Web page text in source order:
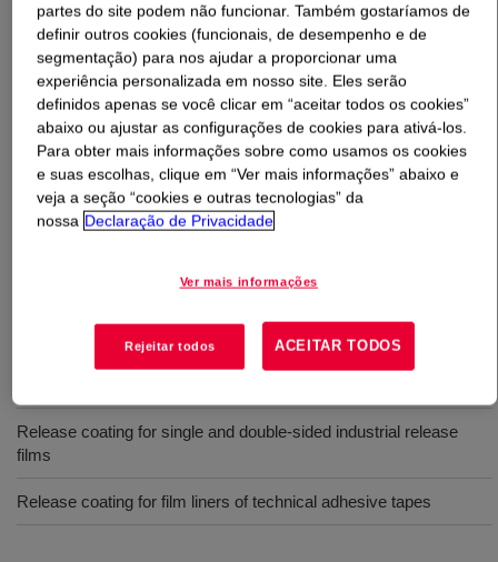
O que éSYL-OFF™ SL 9176 Anchorage Additive?
Aditivo sem solvente desenvolvido para melhorar a
fixação de revestimentos de liberação de silicone para
Release coating for single and double-sided industrial release
films
Release coating for film liners of technical adhesive tapes
partes do site podem não funcionar. Também gostaríamos de
definir outros cookies (funcionais, de desempenho e de
segmentação) para nos ajudar a proporcionar uma
experiência personalizada em nosso site. Eles serão
definidos apenas se você clicar em “aceitar todos os cookies”
abaixo ou ajustar as configurações de cookies para ativá-los.
Para obter mais informações sobre como usamos os cookies
e suas escolhas, clique em “Ver mais informações” abaixo e
veja a seção “cookies e outras tecnologias” da
nossa Declaração de Privacidade
Ver mais informações
Rejeitar todos ACEITAR TODOS